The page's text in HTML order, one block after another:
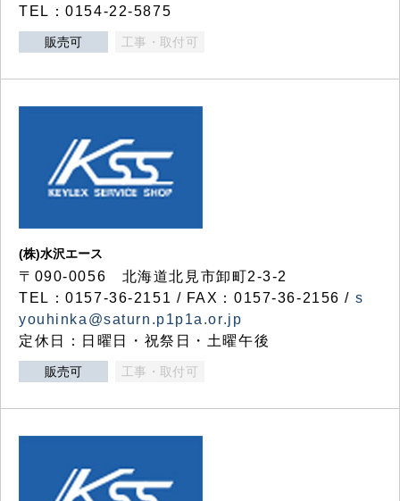
TEL：0154-22-5875
販売可 工事・取付可
(株)水沢エース
〒090-0056 北海道北見市卸町2-3-2
TEL：0157-36-2151 / FAX：0157-36-2156 / s
youhinka@saturn.p1p1a.or.jp
定休日：日曜日・祝祭日・土曜午後
販売可 工事・取付可